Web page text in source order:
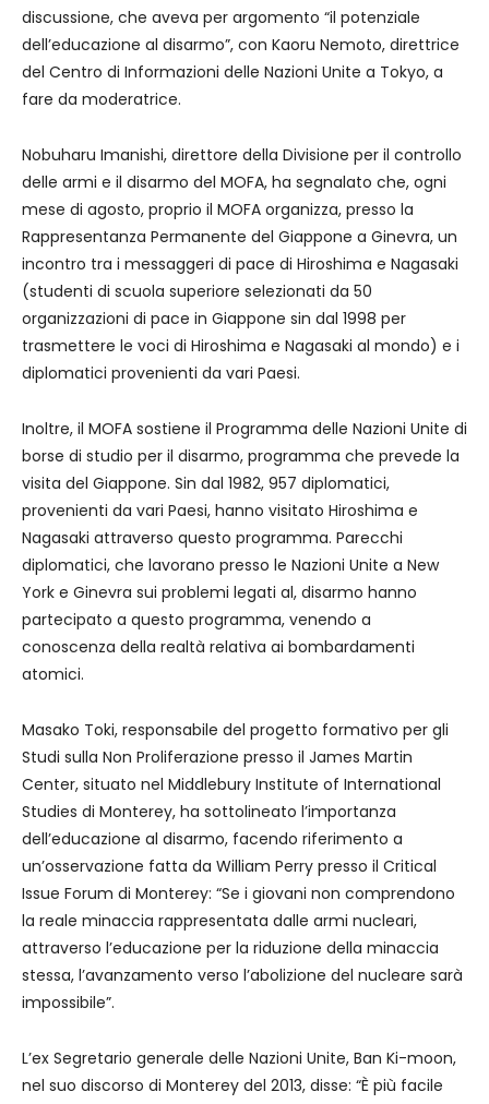
discussione, che aveva per argomento “il potenziale
dell’educazione al disarmo”, con Kaoru Nemoto, direttrice
del Centro di Informazioni delle Nazioni Unite a Tokyo, a
fare da moderatrice.
Nobuharu Imanishi, direttore della Divisione per il controllo
delle armi e il disarmo del MOFA, ha segnalato che, ogni
mese di agosto, proprio il MOFA organizza, presso la
Rappresentanza Permanente del Giappone a Ginevra, un
incontro tra i messaggeri di pace di Hiroshima e Nagasaki
(studenti di scuola superiore selezionati da 50
organizzazioni di pace in Giappone sin dal 1998 per
trasmettere le voci di Hiroshima e Nagasaki al mondo) e i
diplomatici provenienti da vari Paesi.
Inoltre, il MOFA sostiene il Programma delle Nazioni Unite di
borse di studio per il disarmo, programma che prevede la
visita del Giappone. Sin dal 1982, 957 diplomatici,
provenienti da vari Paesi, hanno visitato Hiroshima e
Nagasaki attraverso questo programma. Parecchi
diplomatici, che lavorano presso le Nazioni Unite a New
York e Ginevra sui problemi legati al, disarmo hanno
partecipato a questo programma, venendo a
conoscenza della realtà relativa ai bombardamenti
atomici.
Masako Toki, responsabile del progetto formativo per gli
Studi sulla Non Proliferazione presso il James Martin
Center, situato nel Middlebury Institute of International
Studies di Monterey, ha sottolineato l’importanza
dell’educazione al disarmo, facendo riferimento a
un’osservazione fatta da William Perry presso il Critical
Issue Forum di Monterey: “Se i giovani non comprendono
la reale minaccia rappresentata dalle armi nucleari,
attraverso l’educazione per la riduzione della minaccia
stessa, l’avanzamento verso l’abolizione del nucleare sarà
impossibile”.
L’ex Segretario generale delle Nazioni Unite, Ban Ki-moon,
nel suo discorso di Monterey del 2013, disse: “È più facile